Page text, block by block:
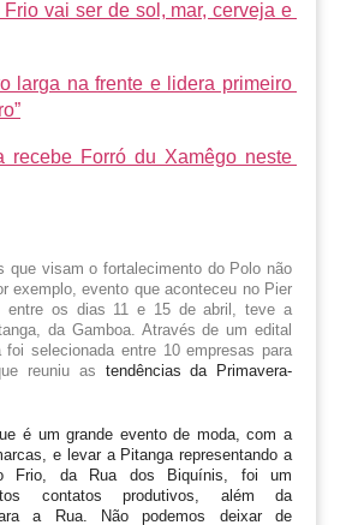
vai ser de sol, mar, cerveja e
larga na frente e lidera primeiro
recebe Forró du Xamêgo neste
que visam o fortalecimento do Polo não
exemplo, evento que aconteceu no Pier
entre os dias 11 e 15 de abril, teve a
da Gamboa. Através de um edital
selecionada entre 10 empresas para
reuniu as tendências da Primavera-
é um grande evento de moda, com a
e levar a Pitanga representando a
Frio, da Rua dos Biquínis, foi um
contatos produtivos, além da
a Rua. Não podemos deixar de